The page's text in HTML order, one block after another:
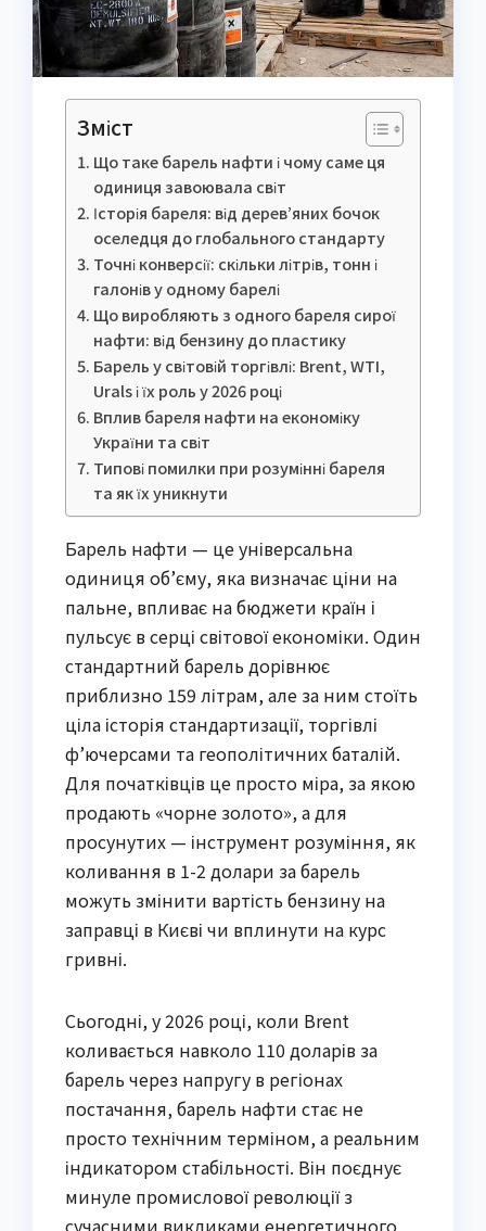
Зміст
Що таке барель нафти і чому саме ця
одиниця завоювала світ
Історія бареля: від дерев’яних бочок
оселедця до глобального стандарту
Точні конверсії: скільки літрів, тонн і
галонів у одному барелі
Що виробляють з одного бареля сирої
нафти: від бензину до пластику
Барель у світовій торгівлі: Brent, WTI,
Urals і їх роль у 2026 році
Вплив бареля нафти на економіку
України та світ
Типові помилки при розумінні бареля
та як їх уникнути
Барель нафти — це універсальна
одиниця об’єму, яка визначає ціни на
пальне, впливає на бюджети країн і
пульсує в серці світової економіки. Один
стандартний барель дорівнює
приблизно 159 літрам, але за ним стоїть
ціла історія стандартизації, торгівлі
ф’ючерсами та геополітичних баталій.
Для початківців це просто міра, за якою
продають «чорне золото», а для
просунутих — інструмент розуміння, як
коливання в 1-2 долари за барель
можуть змінити вартість бензину на
заправці в Києві чи вплинути на курс
гривні.
Сьогодні, у 2026 році, коли Brent
коливається навколо 110 доларів за
барель через напругу в регіонах
постачання, барель нафти стає не
просто технічним терміном, а реальним
індикатором стабільності. Він поєднує
минуле промислової революції з
сучасними викликами енергетичного